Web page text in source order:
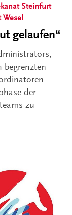
Steinfurt
gelaufen“
begrenzten
der
zu